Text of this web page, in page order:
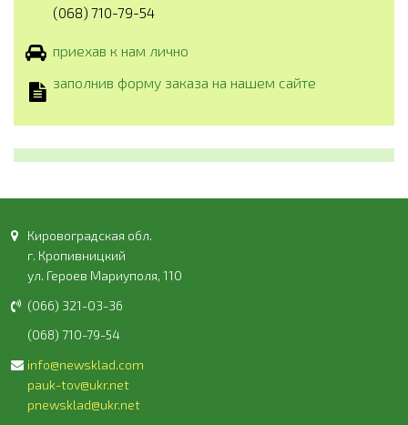
(068) 710-79-54
приехав к нам лично
заполнив форму заказа на нашем сайте
Кировоградская обл.
г. Кропивницкий
ул. Героев Мариуполя, 110
(066) 321-03-36
(068) 710-79-54
info@newsklad.com
pauk-tov@ukr.net
pnewsklad@ukr.net